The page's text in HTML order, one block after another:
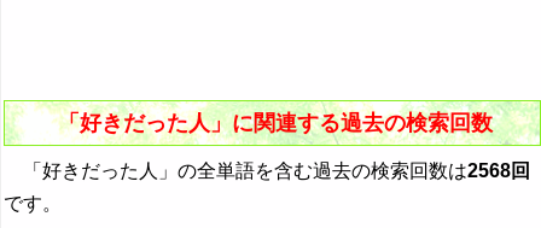
「好きだった人」に関連する過去の検索回数
「好きだった人」の全単語を含む過去の検索回数は2568回
です。